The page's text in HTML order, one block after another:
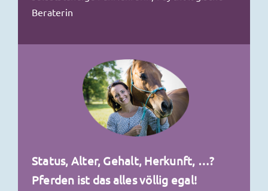
Beraterin
Status, Alter, Gehalt, Herkunft, …?
Pferden ist das alles völlig egal!